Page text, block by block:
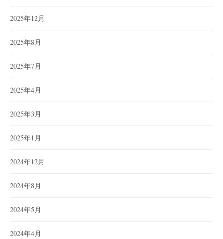
2025年12月
2025年8月
2025年7月
2025年4月
2025年3月
2025年1月
2024年12月
2024年8月
2024年5月
2024年4月